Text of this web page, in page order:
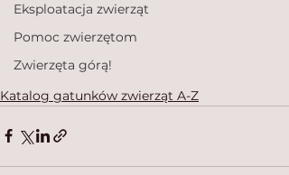
Eksploatacja zwierząt
Pomoc zwierzętom
Zwierzęta górą!
Katalog gatunków zwierząt A-Z